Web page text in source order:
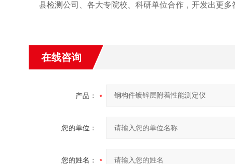
县检测公司、各大专院校、科研单位合作，开发出更
在线咨询
产品：
您的单位：
您的姓名：